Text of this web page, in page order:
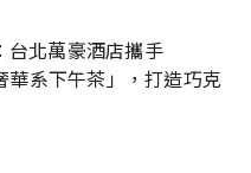
台北萬豪酒店攜手
華系下午茶」，打造巧克